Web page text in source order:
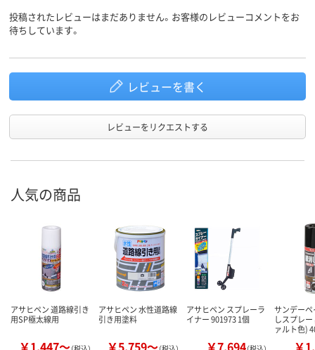
投稿されたレビューはまだありません。お客様のレビューコメントをお
待ちしています。
レビューを書く
レビューをリクエストする
人気の商品
アサヒペン 道路線引き
用SP極太線用
￥1,447～
アサヒペン 水性道路線
引き用塗料
￥5,759～
アサヒペン スプレーラ
イナー 901973 1個
￥7,694
サンデー
しスプレ
ァルト色)
￥